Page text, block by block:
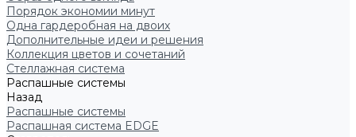
Порядок экономии минут
Одна гардеробная на двоих
Дополнительные идеи и решения
Коллекция цветов и сочетаний
Стеллажная система
Распашные системы
Назад
Распашные системы
Распашная система EDGE